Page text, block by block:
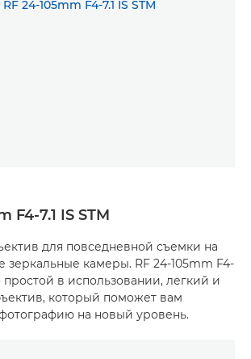
F4-7.1 IS STM
для повседневной съемки на
зеркальные камеры. RF 24-105mm F4-
простой в использовании, легкий и
который поможет вам
на новый уровень.